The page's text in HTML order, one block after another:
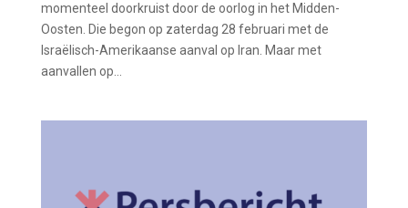
momenteel doorkruist door de oorlog in het Midden-
Oosten. Die begon op zaterdag 28 februari met de
Israëlisch-Amerikaanse aanval op Iran. Maar met
aanvallen op...